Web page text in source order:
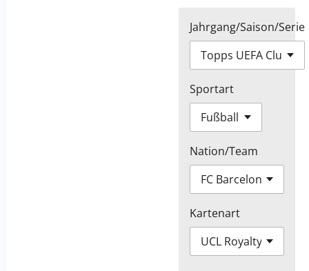
Jahrgang/Saison/Serie
Sportart
Nation/Team
Kartenart